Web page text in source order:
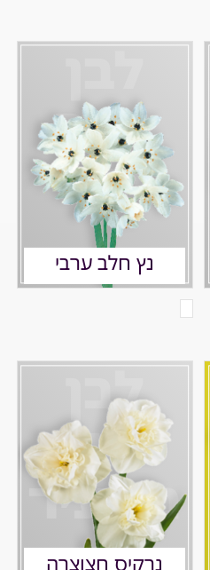
נדיר
יפה
נץ חלב ערבי
לבן
חגיגי
מסעיר
נרקיס חצוצרה